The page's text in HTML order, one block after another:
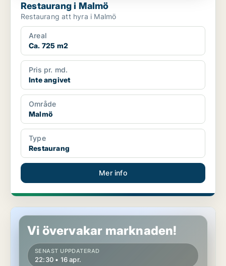
Restaurang i Malmö
Restaurang att hyra i Malmö
Areal
Ca. 725 m2
Pris pr. md.
Inte angivet
Område
Malmö
Type
Restaurang
Mer info
Restaurang i Malmö
Vi övervakar marknaden!
SENAST UPPDATERAD
22:30 • 16 apr.